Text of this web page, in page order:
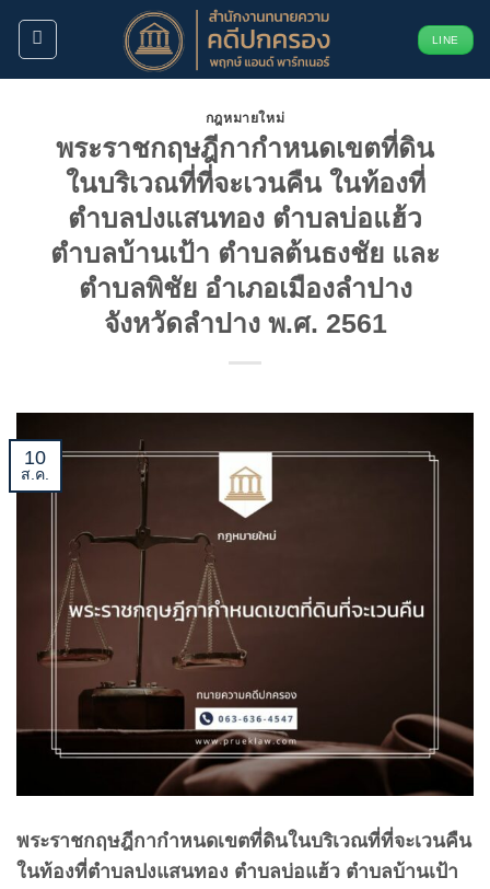
ข้าม
ยัง
LINE
กฎหมายใหม่
พระราชกฤษฎีกากำหนดเขตที่ดิน
ในบริเวณที่ที่จะเวนคืน ในท้องที่
ตำบลปงแสนทอง ตำบลบ่อแฮ้ว
ตำบลบ้านเป้า ตำบลต้นธงชัย และ
ตำบลพิชัย อำเภอเมืองลำปาง
จังหวัดลำปาง พ.ศ. 2561
10
ส.ค.
พระราชกฤษฎีกากำหนดเขตที่ดินในบริเวณที่ที่จะเวนคืน
ในท้องที่ตำบลปงแสนทอง ตำบลบ่อแฮ้ว ตำบลบ้านเป้า